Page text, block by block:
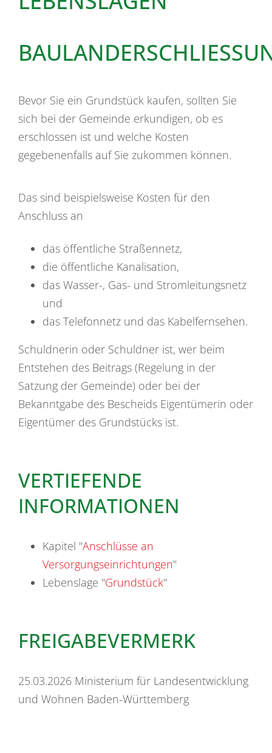
Bevor Sie ein Grundstück kaufen, sollten Sie
sich bei der Gemeinde erkundigen, ob es
erschlossen ist und welche Kosten
gegebenenfalls auf Sie zukommen können.
Das sind beispielsweise Kosten für den
Anschluss an
das öffentliche Straßennetz,
die öffentliche Kanalisation,
das Wasser-, Gas- und Stromleitungsnetz
und
das Telefonnetz und das Kabelfernsehen.
Schuldnerin oder Schuldner ist, wer beim
Entstehen des Beitrags (Regelung in der
Satzung der Gemeinde) oder bei der
Bekanntgabe des Bescheids Eigentümerin oder
Eigentümer des Grundstücks ist.
VERTIEFENDE
INFORMATIONEN
Kapitel "Anschlüsse an
Versorgungseinrichtungen"
Lebenslage "Grundstück"
FREIGABEVERMERK
25.03.2026 Ministerium für Landesentwicklung
und Wohnen Baden-Württemberg